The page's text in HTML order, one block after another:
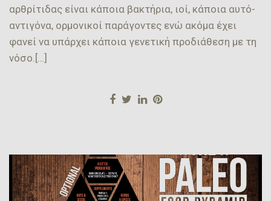
αρθρίτιδας είναι κάποια βακτήρια, ιοί, κάποια αυτό-
αντιγόνα, ορμονικοί παράγοντες ενώ ακόμα έχει
φανεί να υπάρχει κάποια γενετική προδιάθεση με τη
νόσο.[…]